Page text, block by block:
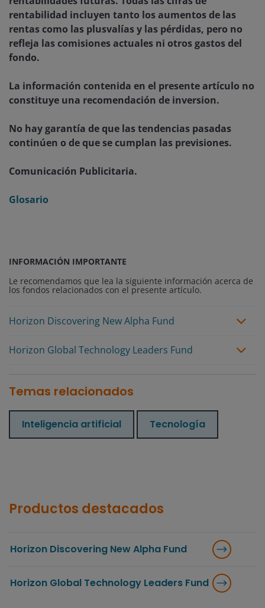
rentabilidad incluyen tanto los aumentos de las
rentas como las plusvalías y las pérdidas, pero no
refleja las comisiones actuales ni otros gastos del
fondo.
La información contenida en el presente artículo no
constituye una recomendación de inversion.
No hay garantía de que las tendencias pasadas
continúen o de que se cumplan las previsiones.
Comunicación Publicitaria.
Glosario
INFORMACIÓN IMPORTANTE
Le recomendamos que lea la siguiente información acerca de
los fondos relacionados con el presente artículo.
Horizon Discovering New Alpha Fund
Horizon Global Technology Leaders Fund
Temas relacionados
Inteligencia artificial Tecnología
Productos destacados
Horizon Discovering New Alpha Fund
Horizon Global Technology Leaders Fund